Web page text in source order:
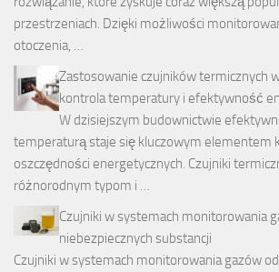
przestrzeniach. Dzięki możliwości
otoczenia, …
Zastosowanie czujników termicznych
kontrola temperatury i efektywność
W dzisiejszym budownictwie
temperaturą staje się kluczowym elementem
oszczędności energetycznych. Czujniki
różnorodnym typom i …
Czujniki w systemach monitorowania
niebezpiecznych substancji
Czujniki w systemach monitorowania gazów